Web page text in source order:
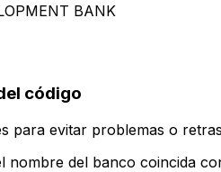
BANK
código
para evitar problemas o
nombre del banco coincida